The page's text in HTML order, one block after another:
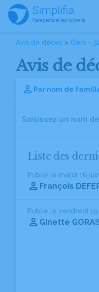
Avis de décès > Gers -
Avis de
Par nom de
Liste des
Publié le mardi 16
François
Publié le vendredi
Ginette GORA